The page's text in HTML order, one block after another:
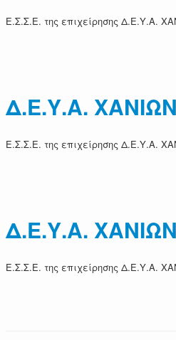
Ε.Σ.Σ.Ε. της επιχείρησης Δ.Ε.Υ.Α.
Δ.Ε.Υ.Α.
Ε.Σ.Σ.Ε. της επιχείρησης Δ.Ε.Υ.Α.
Δ.Ε.Υ.Α.
Ε.Σ.Σ.Ε. της επιχείρησης Δ.Ε.Υ.Α.